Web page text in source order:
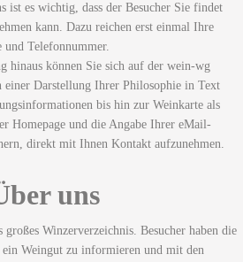
ist es wichtig, dass der Besucher Sie findet
kann. Dazu reichen erst einmal Ihre
und Telefonnummer.
hinaus können Sie sich auf der wein-wg
einer Darstellung Ihrer Philosophie in Text
bis hin zur Weinkarte als
Homepage und die Angabe Ihrer eMail-
direkt mit Ihnen Kontakt aufzunehmen.
uns
Winzerverzeichnis. Besucher haben die
Weingut zu informieren und mit den